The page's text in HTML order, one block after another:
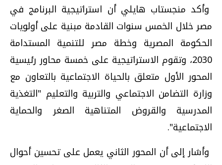
وأكد منجستاب هايلي أن استراتيجية البرنامج في
مصر خلال الخمس سنوات القادمة مبنية على أولويات
الحكومة المصرية وخطة مصر للتنمية المستدامة
2030، وتقوم الاستراتيجية على خمسة محاور رئيسية
المحور الأول متعلق بالحياة الاجتماعية بالتعاون مع
وزارة التضامن الاجتماعي والتربية والتعليم "التغذية
المدرسية والقروض المتناهية الصغر والحماية
الاجتماعية".
وأشار إلى أن المحور الثاني يعمل على تحسين أحوال